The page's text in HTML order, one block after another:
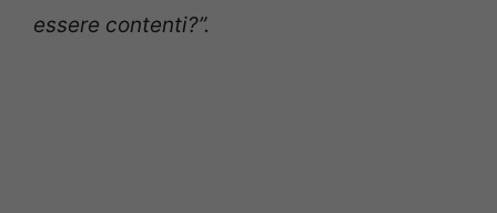
essere contenti?”.